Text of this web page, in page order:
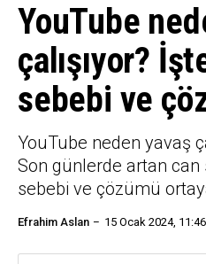
YouTube
çalışıyor?
sebebi ve
YouTube neden yavaş
Son günlerde artan can
sebebi ve çözümü
Efrahim Aslan 15 Ocak 2024, 11:46